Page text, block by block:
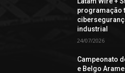
programação
industrial
24/07/2026
Campeonato
e Belgo